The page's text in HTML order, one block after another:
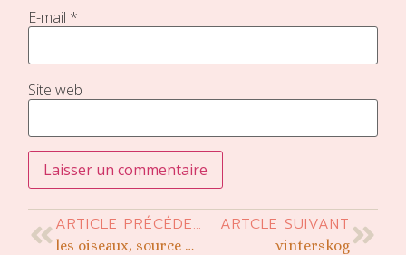
E-mail *
Site web
ARTICLE PRÉCÉDENT
les oiseaux, source d’inspiration pour mes patrons
ARTCLE SUIVANT
vinterskog